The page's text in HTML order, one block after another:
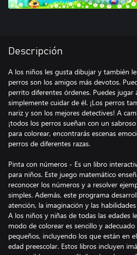
Descripción
A los niños les gusta dibujar y también
perros son los amigos más devotos.
perrito diferentes órdenes. Puedes jugar
simplemente cuidar de él. ¡Los perros
nariz y son los mejores detectives! A
¡todos los perros sueñan con un
para colorear, encontrarás escenas
perros de diferentes razas.
Pinta con números - Es un libro
para niños. Este juego matemático
reconocer los números y a resolver
simples. Además, este programa
atención, la imaginación y las
A los niños y niñas de todas las edades
modo de colorear es sencillo y
pequeños, incluyendo los que están en
edad preescolar. Estos libros incluyen